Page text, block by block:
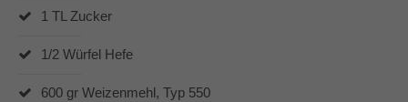
In und um Mönchengladbach berate ich Dich gerne zu
1 TL Zucker
1/2 Würfel Hefe
600 gr Weizenmehl, Typ 550